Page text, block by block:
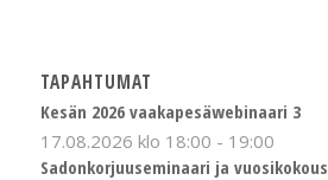
TAPAHTUMAT
Kesän 2026 vaakapesäwebinaari 3
17.08.2026 klo 18:00 - 19:00
Sadonkorjuuseminaari ja vuosikokous